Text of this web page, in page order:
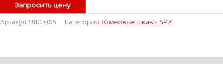
Запросить цену
Артикул: 91101065 Категория: Клиновые шкивы SPZ